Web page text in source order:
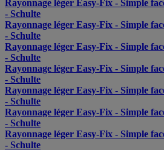
Rayonnage léger Easy-Fix - Simple
- Schulte
Rayonnage léger Easy-Fix - Simple
- Schulte
Rayonnage léger Easy-Fix - Simple
- Schulte
Rayonnage léger Easy-Fix - Simple
- Schulte
Rayonnage léger Easy-Fix - Simple
- Schulte
Rayonnage léger Easy-Fix - Simple
- Schulte
Rayonnage léger Easy-Fix - Simple
- Schulte